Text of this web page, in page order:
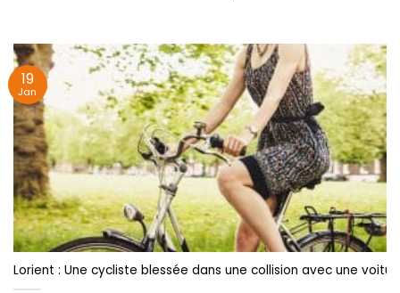
Lorient : Une cycliste blessée dans une collision avec une
19
Jan